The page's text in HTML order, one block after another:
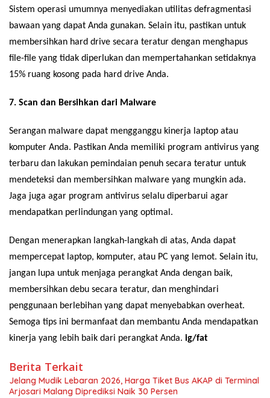
Sistem operasi umumnya menyediakan utilitas defragmentasi
bawaan yang dapat Anda gunakan. Selain itu, pastikan untuk
membersihkan hard drive secara teratur dengan menghapus
file-file yang tidak diperlukan dan mempertahankan setidaknya
15% ruang kosong pada hard drive Anda.
7. Scan dan Bersihkan dari Malware
Serangan malware dapat mengganggu kinerja laptop atau
komputer Anda. Pastikan Anda memiliki program antivirus yang
terbaru dan lakukan pemindaian penuh secara teratur untuk
mendeteksi dan membersihkan malware yang mungkin ada.
Jaga juga agar program antivirus selalu diperbarui agar
mendapatkan perlindungan yang optimal.
Dengan menerapkan langkah-langkah di atas, Anda dapat
mempercepat laptop, komputer, atau PC yang lemot. Selain itu,
jangan lupa untuk menjaga perangkat Anda dengan baik,
membersihkan debu secara teratur, dan menghindari
penggunaan berlebihan yang dapat menyebabkan overheat.
Semoga tips ini bermanfaat dan membantu Anda mendapatkan
kinerja yang lebih baik dari perangkat Anda. ig/fat
Berita Terkait
Jelang Mudik Lebaran 2026, Harga Tiket Bus AKAP di Terminal
Arjosari Malang Diprediksi Naik 30 Persen